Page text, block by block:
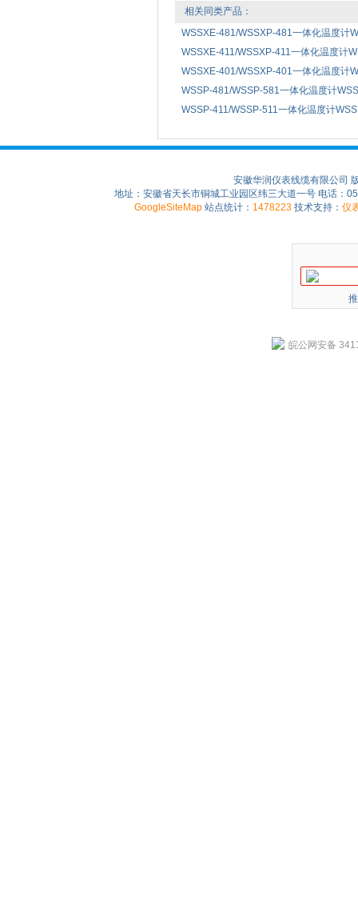
相关同类产品：
WSSXE-481/WSSXP-481一体化温度计
WSSXE-411/WSSXP-411一体化温度计
WSSXE-401/WSSXP-401一体化温度计
WSSP-481/WSSP-581一体化温度计
WSSP-411/WSSP-511一体化温度计
安徽华润仪表线缆有限公司
地址：安徽省天长市铜城工业园区纬三大道一号 电话：
GoogleSiteMap 站点统计： 1478223 技术支持： 仪
皖公网安备